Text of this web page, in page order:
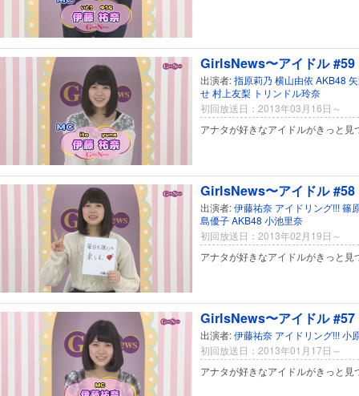
GirlsNews〜アイドル #59
出演者:指原莉乃 横山由依AKB48
せ村上友梨 トリンドル玲奈
初回放送日：2013年03月16日～
アナタが好きなアイドルがきっと見
GirlsNews〜アイドル #58
出演者:伊藤祐奈 アイドリング!!!篠
島優子AKB48 小池里奈
初回放送日：2013年02月19日～
アナタが好きなアイドルがきっと見
GirlsNews〜アイドル #57
出演者:伊藤祐奈 アイドリング!!!小
初回放送日：2013年01月17日～
アナタが好きなアイドルがきっと見